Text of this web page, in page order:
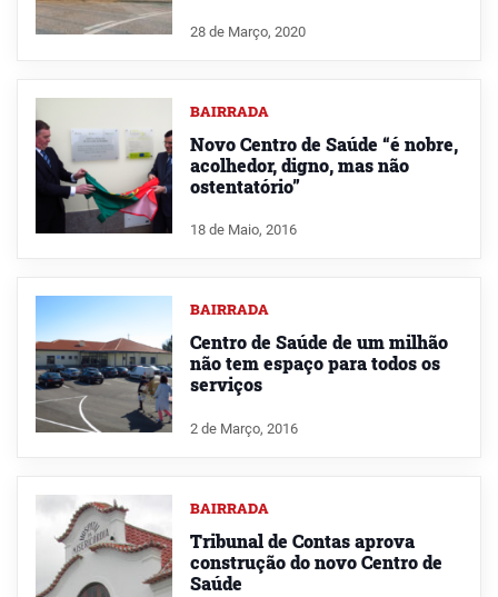
28 de Março, 2020
BAIRRADA
Novo Centro de Saúde “é nobre,
acolhedor, digno, mas não
ostentatório”
18 de Maio, 2016
BAIRRADA
Centro de Saúde de um milhão
não tem espaço para todos os
serviços
2 de Março, 2016
BAIRRADA
Tribunal de Contas aprova
construção do novo Centro de
Saúde